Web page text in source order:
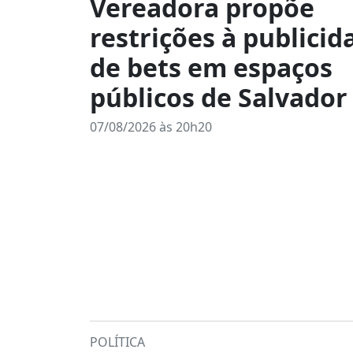
Vereadora propõe
restrições à
de bets em espaços
públicos de Salvador
07/08/2026 às 20h20
POLÍTICA